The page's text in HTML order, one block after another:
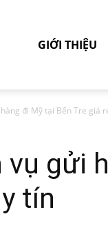
GIỚI THIỆU
đi Mỹ tại Bến Tre giá
vụ gửi
tín